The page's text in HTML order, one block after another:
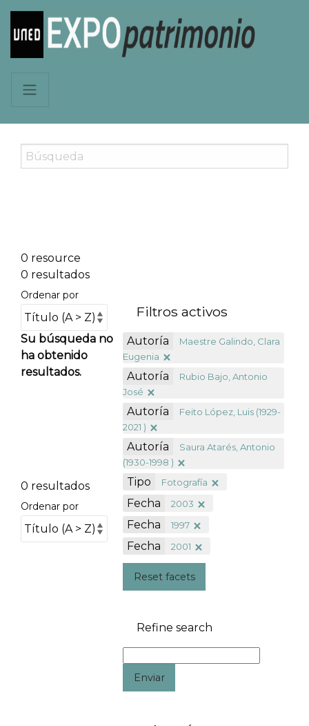
0 resource
0 resultados
Ordenar por
Su búsqueda no
ha obtenido
resultados.
0 resultados
Ordenar por
Filtros activos
Autoría
Maestre Galindo, Clara
Eugenia
Autoría
Rubio Bajo, Antonio
José
Autoría
Feito López, Luis (1929-
2021 )
Autoría
Saura Atarés, Antonio
(1930-1998 )
Tipo Fotografía
Fecha 2003
Fecha 1997
Fecha 2001
Reset facets
Refine search
Enviar